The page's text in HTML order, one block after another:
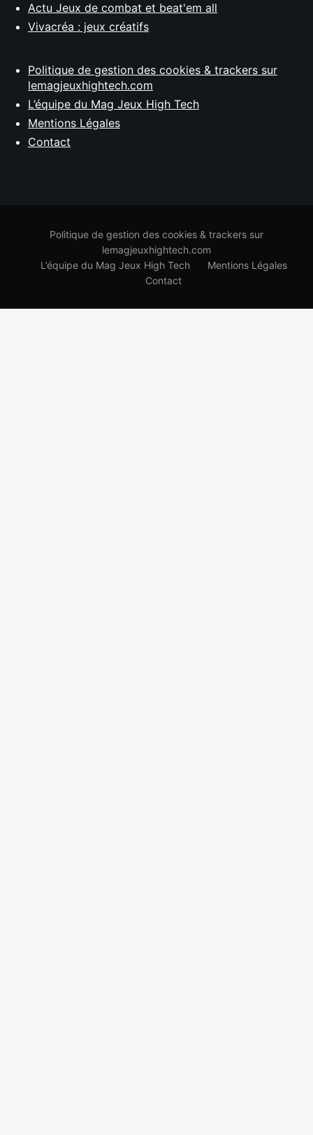
Actu Jeux de combat et beat'em all
Vivacréa : jeux créatifs
Politique de gestion des cookies & trackers sur
lemagjeuxhightech.com
L’équipe du Mag Jeux High Tech
Mentions Légales
Contact
Politique de gestion des cookies & trackers sur
lemagjeuxhightech.com
L’équipe du Mag Jeux High Tech
Mentions Légales
Contact